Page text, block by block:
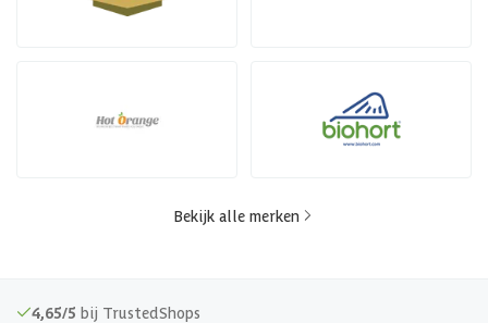
Bekijk alle merken
4,65/5 bij TrustedShops